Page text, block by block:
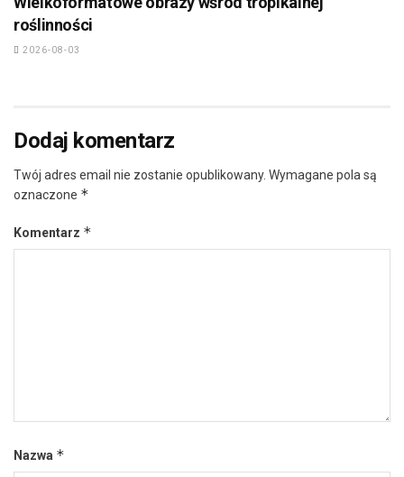
roślinności
2026-08-03
Dodaj komentarz
Twój adres email nie zostanie opublikowany. Wymagane pola są
oznaczone *
Komentarz *
Nazwa *